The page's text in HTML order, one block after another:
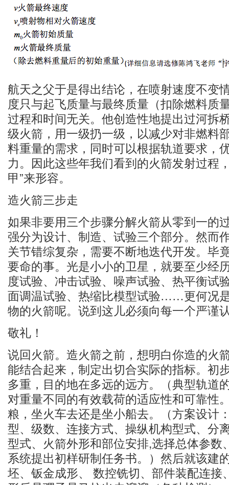
航天之父于是得出结论，在喷射速度不变
度只与起飞质量与最终质量（扣除燃料质
过程和时间无关。他创造性地提出过河拆
级火箭，用一级扔一级，以减少对非燃料
料重量的需求，同时可以根据轨道要求，
力。因此这些年我们看到的火箭发射过程
甲”来形容。
造火箭三步走
如果非要用三个步骤分解火箭从零到一的
强分为设计、制造、试验三个部分。然而
关节错综复杂，需要不断地迭代开发。毕
要命的事。光是小小的卫星，就要至少经
度试验、冲击试验、噪声试验、热平衡试
面调温试验、热缩比模型试验……更何况
物的火箭呢。说到这儿必须向每一个严谨
敬礼！
说回火箭。造火箭之前，想明白你造的火
能结合起来，制定出切合实际的指标。初
多重，目的地在多远的远方。（典型轨道
对重量不同的有效载荷的适应性和可靠性
粮，坐火车去还是坐小船去。（方案设计
型、级数、连接方式、操纵机构型式、分
型式、火箭外形和部位安排,选择总体参数
系统提出初样研制任务书。）然后就该建
坯、钣金成形、 数控铣切、部件装配连接